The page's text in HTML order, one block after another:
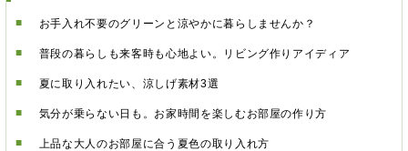
お手入れ不要のグリーンと涼やかに暮らしませんか？
普段の暮らしも来客時も心地よい。リビング作りアイディア
夏に取り入れたい、涼しげ素材3選
気分が乗らない日も。お家時間を楽しむお部屋の作り方
上品な大人のお部屋に合う夏色の取り入れ方